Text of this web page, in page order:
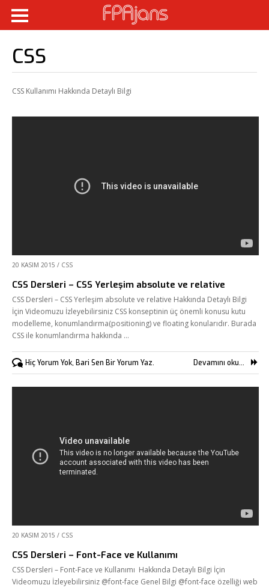
CSS
CSS Kullanımı Hakkında Detaylı Bilgi
20 KASIM 2015 / CSS
CSS Dersleri – CSS Yerleşim absolute ve relative
CSS Dersleri – CSS Yerleşim absolute ve relative Hakkında Detaylı Bilgi
İçin Videomuzu İzleyebilirsiniz CSS konseptinin üç önemli konusu kutu
modelleme, konumlandırma(positioning) ve floating konularıdır. Burada
CSS ile konumlandırma hakkında …
Hiç Yorum Yok, Bari Sen Bir Yorum Yaz. Devamını oku...
20 KASIM 2015 / CSS
CSS Dersleri – Font-Face ve Kullanımı
CSS Dersleri – Font-Face ve Kullanımı Hakkında Detaylı Bilgi İçin
Videomuzu İzleyebilirsiniz @font-face Genel Bilgi @font-face özelliği web